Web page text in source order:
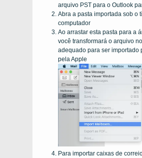
arquivo PST para o Outlook
Abra a pasta importada sob o
computador
Ao arrastar esta pasta para a
você transformará o arquivo
adequado para ser importado
pela Apple
Para importar caixas de